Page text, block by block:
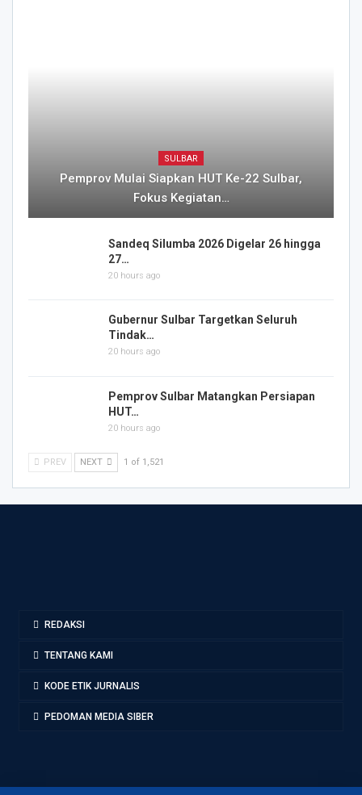
SULBAR
Pemprov Mulai Siapkan HUT Ke-22 Sulbar,
Fokus Kegiatan…
Sandeq Silumba 2026 Digelar 26 hingga
27…
20 hours ago
Gubernur Sulbar Targetkan Seluruh
Tindak…
20 hours ago
Pemprov Sulbar Matangkan Persiapan
HUT…
20 hours ago
PREV NEXT 1 of 1,521
REDAKSI
TENTANG KAMI
KODE ETIK JURNALIS
PEDOMAN MEDIA SIBER